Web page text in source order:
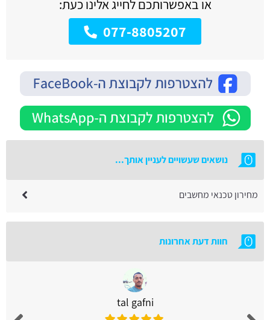
או באפשרותכם לחייג אלינו כעת:
077-8805207
נושאים שעשויים לעניין אותך...
מחירון טכנאי מחשבים
חוות דעת אחרונות
tal gafni